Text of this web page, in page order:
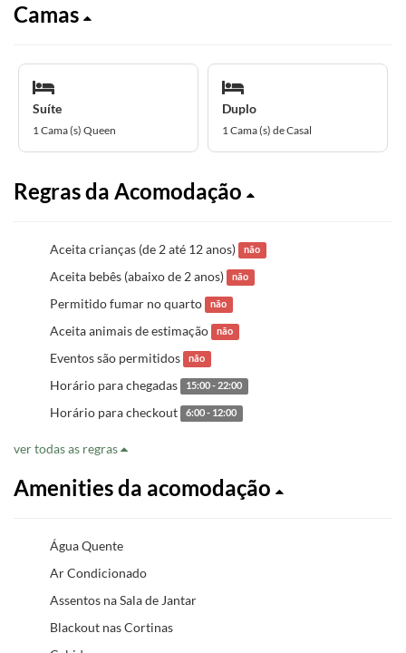
Camas
Suíte
1 Cama (s) Queen
Duplo
1 Cama (s) de Casal
Regras da Acomodação
Aceita crianças (de 2 até 12 anos) não
Aceita bebês (abaixo de 2 anos) não
Permitido fumar no quarto não
Aceita animais de estimação não
Eventos são permitidos não
Horário para chegadas 15:00 - 22:00
Horário para checkout 6:00 - 12:00
ver todas as regras
Amenities da acomodação
Água Quente
Ar Condicionado
Assentos na Sala de Jantar
Blackout nas Cortinas